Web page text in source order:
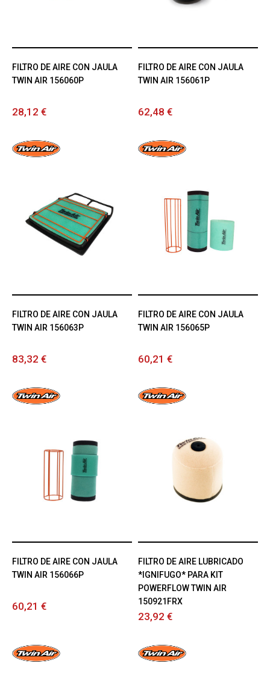
FILTRO DE AIRE CON JAULA
TWIN AIR 156060P
28,12 €
FILTRO DE AIRE CON JAULA
TWIN AIR 156061P
62,48 €
FILTRO DE AIRE CON JAULA
TWIN AIR 156063P
83,32 €
FILTRO DE AIRE CON JAULA
TWIN AIR 156065P
60,21 €
FILTRO DE AIRE CON JAULA
TWIN AIR 156066P
60,21 €
FILTRO DE AIRE LUBRICADO
*IGNIFUGO* PARA KIT
POWERFLOW TWIN AIR
150921FRX
23,92 €